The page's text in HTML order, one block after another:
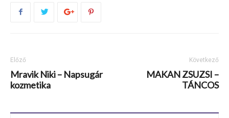
Előző
Mravik Niki – Napsugár
kozmetika
Következő
MAKAN ZSUZSI –
TÁNCOS